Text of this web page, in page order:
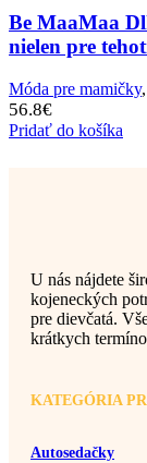
Be MaaMaa
nielen pre
Móda pre mamičky,
56.8€
Pridať do košíka
U nás nájdete
kojeneckých
pre dievčatá.
krátkych
KATEGÓRIA
Autosedačky